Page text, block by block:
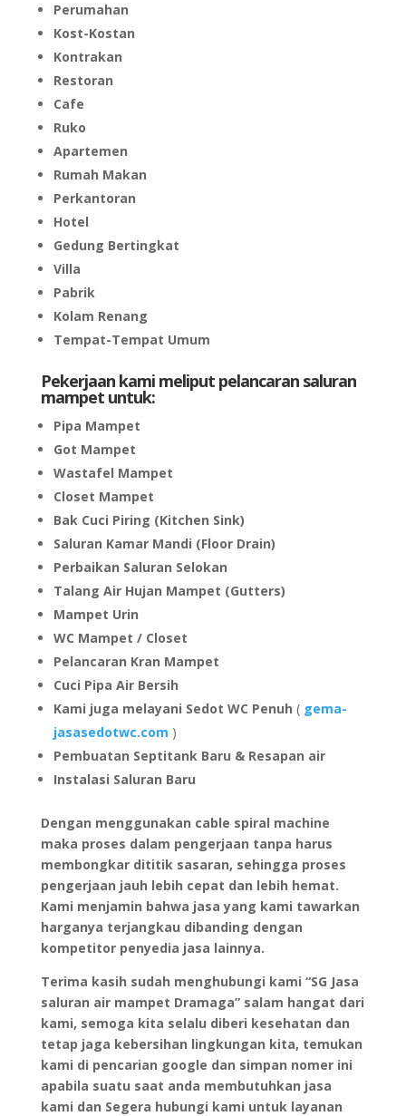
Perumahan
Kost-Kostan
Kontrakan
Restoran
Cafe
Ruko
Apartemen
Rumah Makan
Perkantoran
Hotel
Gedung Bertingkat
Villa
Pabrik
Kolam Renang
Tempat-Tempat Umum
Pekerjaan kami meliput pelancaran saluran
mampet untuk:
Pipa Mampet
Got Mampet
Wastafel Mampet
Closet Mampet
Bak Cuci Piring (Kitchen Sink)
Saluran Kamar Mandi (Floor Drain)
Perbaikan Saluran Selokan
Talang Air Hujan Mampet (Gutters)
Mampet Urin
WC Mampet / Closet
Pelancaran Kran Mampet
Cuci Pipa Air Bersih
Kami juga melayani Sedot WC Penuh ( gema-
jasasedotwc.com )
Pembuatan Septitank Baru & Resapan air
Instalasi Saluran Baru
Dengan menggunakan cable spiral machine
maka proses dalam pengerjaan tanpa harus
membongkar dititik sasaran, sehingga proses
pengerjaan jauh lebih cepat dan lebih hemat.
Kami menjamin bahwa jasa yang kami tawarkan
harganya terjangkau dibanding dengan
kompetitor penyedia jasa lainnya.
Terima kasih sudah menghubungi kami “SG Jasa
saluran air mampet Dramaga” salam hangat dari
kami, semoga kita selalu diberi kesehatan dan
tetap jaga kebersihan lingkungan kita, temukan
kami di pencarian google dan simpan nomer ini
apabila suatu saat anda membutuhkan jasa
kami dan Segera hubungi kami untuk layanan